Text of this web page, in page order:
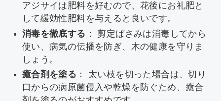
アジサイは肥料を好むので、花後にお礼肥と
して緩効性肥料を与えると良いです。
消毒を徹底する ： 剪定ばさみは消毒してから
使い、病気の伝播を防ぎ、木の健康を守りま
しょう。
癒合剤を塗る ： 太い枝を切った場合は、切り
口からの病原菌侵入や乾燥を防ぐため、癒合